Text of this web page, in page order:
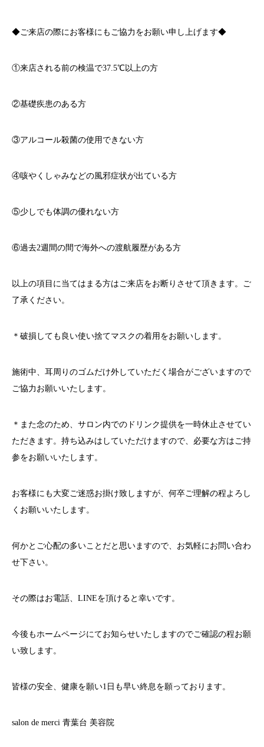
◆ご来店の際にお客様にもご協力をお願い申し上げます◆
①来店される前の検温で37.5℃以上の方
②基礎疾患のある方
③アルコール殺菌の使用できない方
④咳やくしゃみなどの風邪症状が出ている方
⑤少しでも体調の優れない方
⑥過去2週間の間で海外への渡航履歴がある方
以上の項目に当てはまる方はご来店をお断りさせて頂きます。ご
了承ください。
＊破損しても良い使い捨てマスクの着用をお願いします。
施術中、耳周りのゴムだけ外していただく場合がございますので
ご協力お願いいたします。
＊また念のため、サロン内でのドリンク提供を一時休止させてい
ただきます。持ち込みはしていただけますので、必要な方はご持
参をお願いいたします。
お客様にも大変ご迷惑お掛け致しますが、何卒ご理解の程よろし
くお願いいたします。
何かとご心配の多いことだと思いますので、お気軽にお問い合わ
せ下さい。
その際はお電話、 LINEを頂けると幸いです。
今後もホームページにてお知らせいたしますのでご確認の程お願
い致します。
皆様の安全、健康を願い1 日も早い終息を願っております。
salon de merci 青葉台 美容院